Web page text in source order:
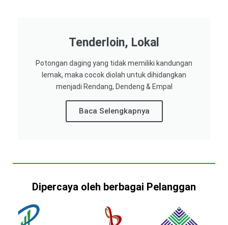
Tenderloin, Lokal
Potongan daging yang tidak memiliki kandungan
lemak, maka cocok diolah untuk dihidangkan
menjadi Rendang, Dendeng & Empal
Baca Selengkapnya
Dipercaya oleh berbagai Pelanggan